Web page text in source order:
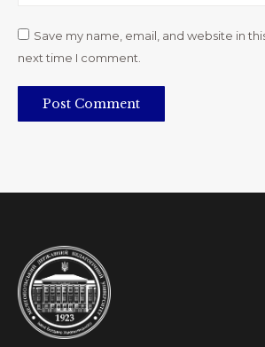
Save my name, email, and website in
next time I comment.
Post Comment